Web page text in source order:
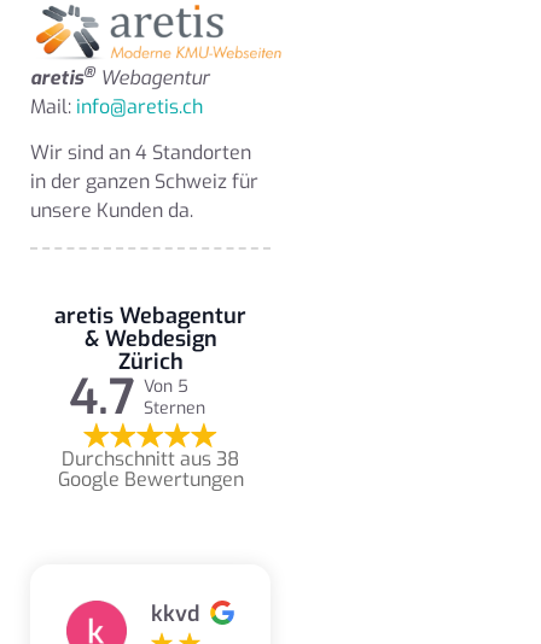
aretis® Webagentur
Mail: info@aretis.ch
Wir sind an 4 Standorten
in der ganzen Schweiz für
unsere Kunden da.
aretis Webagentur
& Webdesign
Zürich
4.7 Von 5
Sternen
Durchschnitt aus 38
Google Bewertungen
kkvd